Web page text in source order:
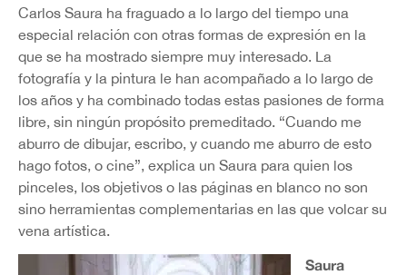
Carlos Saura ha fraguado a lo largo del tiempo una
especial relación con otras formas de expresión en la
que se ha mostrado siempre muy interesado. La
fotografía y la pintura le han acompañado a lo largo de
los años y ha combinado todas estas pasiones de forma
libre, sin ningún propósito premeditado. “Cuando me
aburro de dibujar, escribo, y cuando me aburro de esto
hago fotos, o cine”, explica un Saura para quien los
pinceles, los objetivos o las páginas en blanco no son
sino herramientas complementarias en las que volcar su
vena artística.
Saura